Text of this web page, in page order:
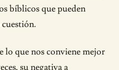
bíblicos que pueden
lo que nos conviene mejor
su negativa a